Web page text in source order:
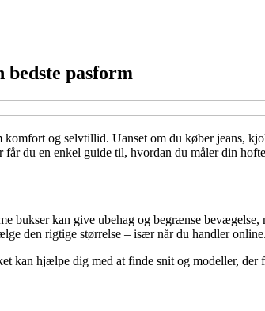
pasform
og selvtillid. Uanset om du køber jeans,
får du en enkel guide til, hvordan du måler din
bukser kan give ubehag og begrænse
den rigtige størrelse – især når du handler online.
kan hjælpe dig med at finde snit og modeller, der